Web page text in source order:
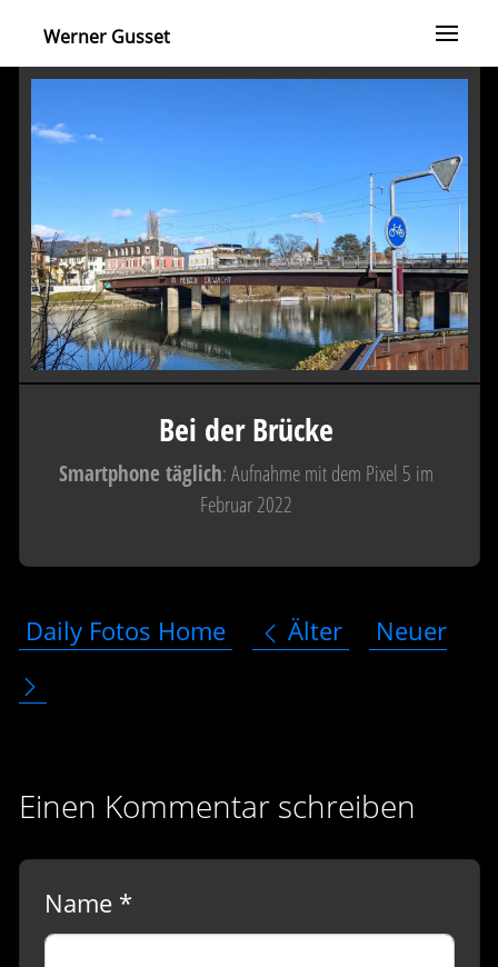
Werner Gusset
Bei der Brücke
Smartphone täglich: Aufnahme mit dem Pixel 5 im
Februar 2022
Daily Fotos Home Älter Neuer
Einen Kommentar schreiben
Name *